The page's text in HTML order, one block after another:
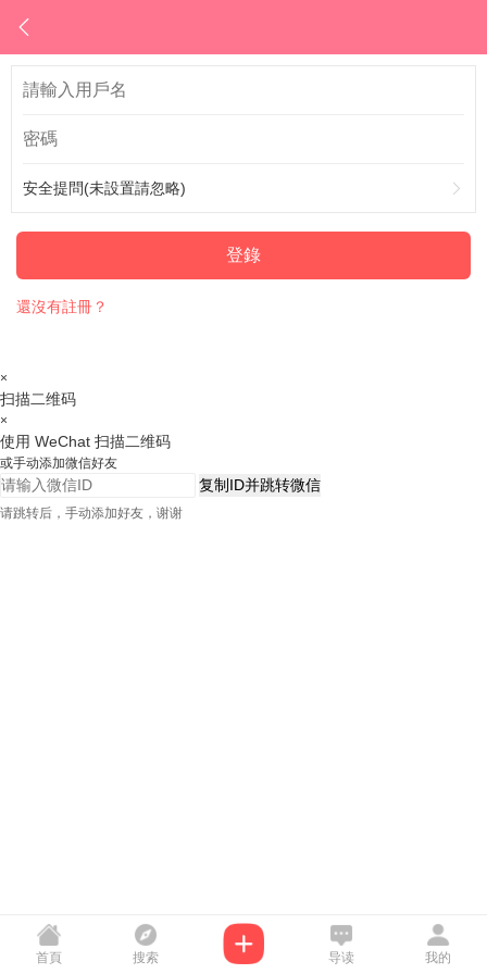
安全提問(未設置請忽略)
登錄
還沒有註冊？
×
扫描二维码
×
使用 WeChat 扫描二维码
或手动添加微信好友
复制ID并跳转微信
请跳转后，手动添加好友，谢谢
首頁 搜索 导读 我的